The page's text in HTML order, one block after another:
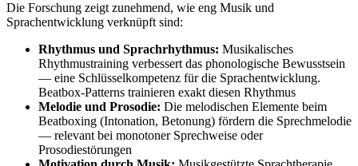
Die Forschung zeigt zunehmend, wie eng Musik und
Sprachentwicklung verknüpft sind:
Rhythmus und Sprachrhythmus: Musikalisches
Rhythmustraining verbessert das phonologische Bewusstsein
— eine Schlüsselkompetenz für die Sprachentwicklung.
Beatbox-Patterns trainieren exakt diesen Rhythmus
Melodie und Prosodie: Die melodischen Elemente beim
Beatboxing (Intonation, Betonung) fördern die Sprechmelodie
— relevant bei monotoner Sprechweise oder
Prosodiestörungen